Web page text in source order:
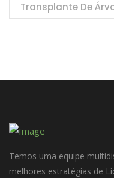
Transplante De
Temos uma equipe
melhores estratégias de